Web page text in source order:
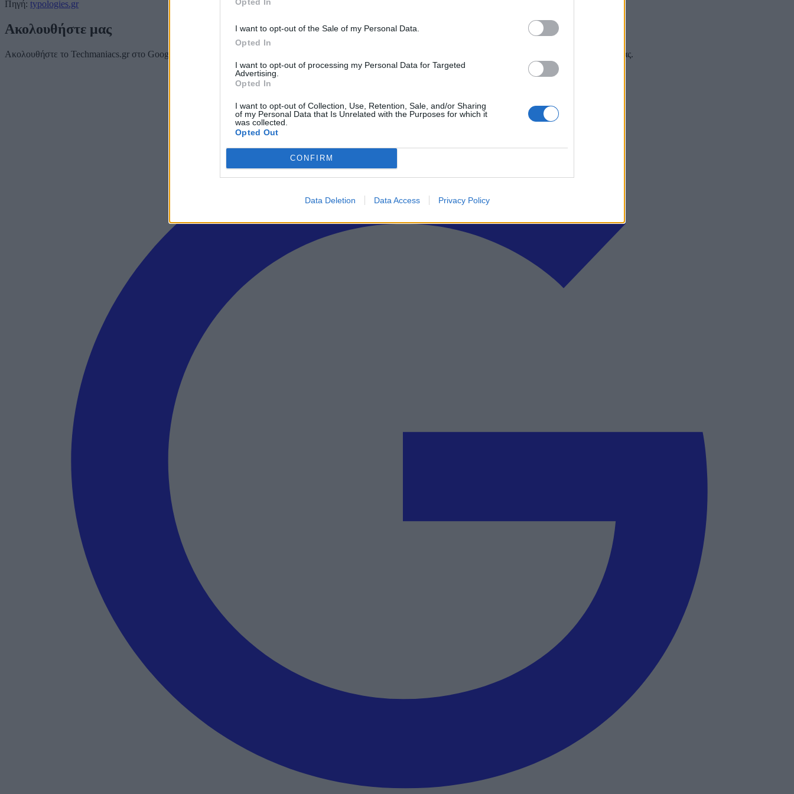
I want to opt-out of the Sale of my Personal Data.
Opted In
I want to opt-out of processing my Personal Data for Targeted
Advertising.
Opted In
I want to opt-out of Collection, Use, Retention, Sale, and/or Sharing
of my Personal Data that Is Unrelated with the Purposes for which it
was collected.
Opted Out
CONFIRM
Data Deletion Data Access Privacy Policy
Πηγή: typologies.gr
Ακολουθήστε μας
Ακολουθήστε το Techmaniacs.gr στο Google News για να διαβάζετε πρώτοι όλα τα τεχνολογικά νέα, ή προσθέστε μας στον RSS feed reader και στα social media σας.